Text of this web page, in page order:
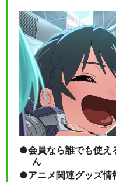
会員なら誰でも使え
ん
アニメ関連グッズ情